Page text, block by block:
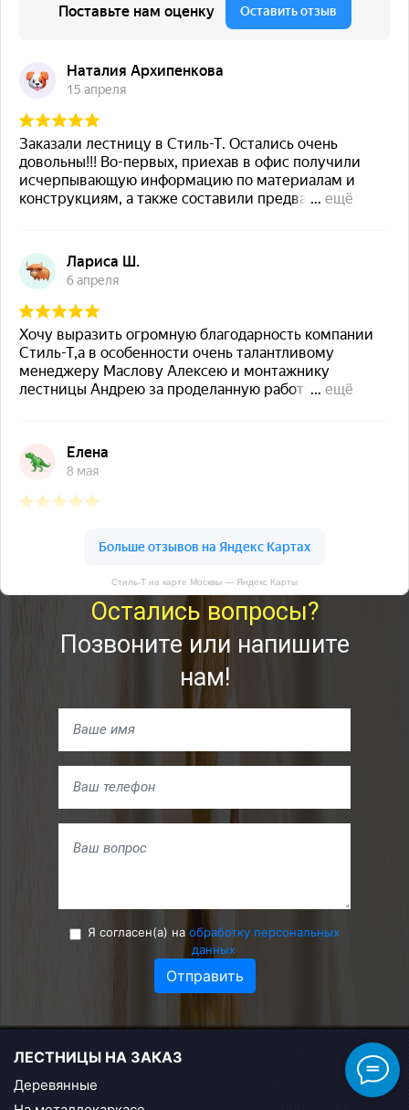
Стиль-Т на карте Москвы — Яндекс Карты
Остались вопросы?
Позвоните или напишите
нам!
Я согласен(а) на обработку персональных
данных
Отправить
ЛЕСТНИЦЫ НА ЗАКАЗ
Деревянные